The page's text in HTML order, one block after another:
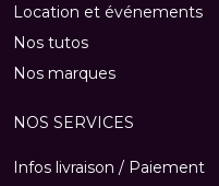
Location et événements
Nos tutos
Nos marques
NOS SERVICES
Infos livraison / Paiement